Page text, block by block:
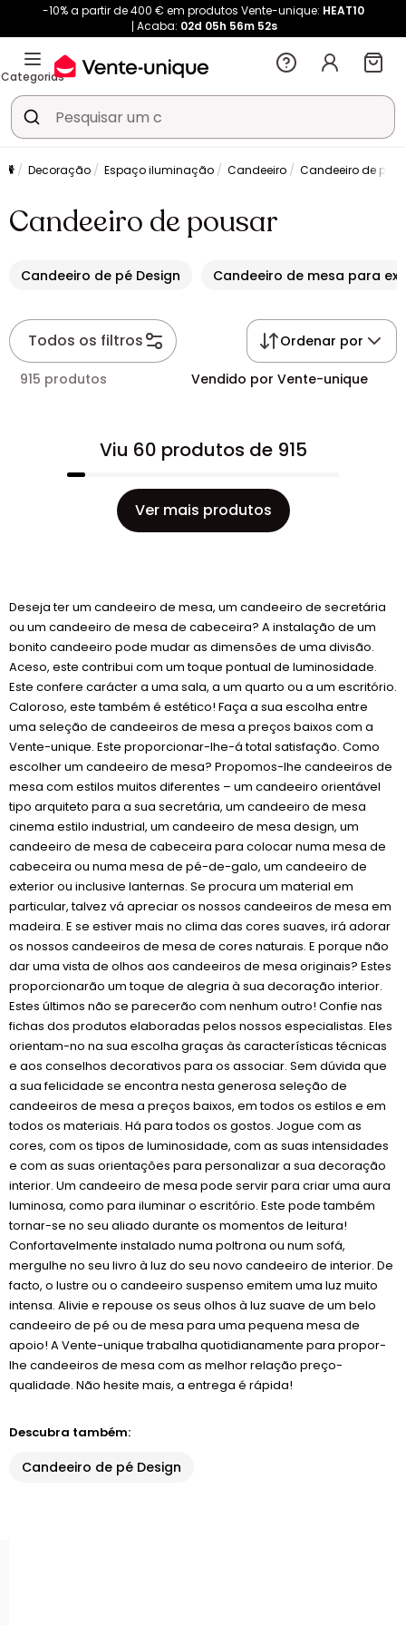
-10% a partir de 400 € em produtos Vente-unique: HEAT10
Acaba: 02d 05h 56m 51s
Categorias
Decoração Espaço iluminação Candeeiro Candeeiro de
Candeeiro de pousar
Candeeiro de pé Design Candeeiro de mesa para
Todos os filtros Ordenar por
915 produtos Vendido por Vente-unique
Viu 60 produtos de 915
Ver mais produtos
Deseja ter um candeeiro de mesa, um candeeiro de secretária
ou um candeeiro de mesa de cabeceira? A instalação de um
bonito candeeiro pode mudar as dimensões de uma divisão.
Aceso, este contribui com um toque pontual de luminosidade.
Este confere carácter a uma sala, a um quarto ou a um escritório.
Caloroso, este também é estético! Faça a sua escolha entre
uma seleção de candeeiros de mesa a preços baixos com a
Vente-unique. Este proporcionar-lhe-á total satisfação. Como
escolher um candeeiro de mesa? Propomos-lhe candeeiros de
mesa com estilos muitos diferentes – um candeeiro orientável
tipo arquiteto para a sua secretária, um candeeiro de mesa
cinema estilo industrial, um candeeiro de mesa design, um
candeeiro de mesa de cabeceira para colocar numa mesa de
cabeceira ou numa mesa de pé-de-galo, um candeeiro de
exterior ou inclusive lanternas. Se procura um material em
particular, talvez vá apreciar os nossos candeeiros de mesa em
madeira. E se estiver mais no clima das cores suaves, irá adorar
os nossos candeeiros de mesa de cores naturais. E porque não
dar uma vista de olhos aos candeeiros de mesa originais? Estes
proporcionarão um toque de alegria à sua decoração interior.
Estes últimos não se parecerão com nenhum outro! Confie nas
fichas dos produtos elaboradas pelos nossos especialistas. Eles
orientam-no na sua escolha graças às características técnicas
e aos conselhos decorativos para os associar. Sem dúvida que
a sua felicidade se encontra nesta generosa seleção de
candeeiros de mesa a preços baixos, em todos os estilos e em
todos os materiais. Há para todos os gostos. Jogue com as
cores, com os tipos de luminosidade, com as suas intensidades
e com as suas orientações para personalizar a sua decoração
interior. Um candeeiro de mesa pode servir para criar uma aura
luminosa, como para iluminar o escritório. Este pode também
tornar-se no seu aliado durante os momentos de leitura!
Confortavelmente instalado numa poltrona ou num sofá,
mergulhe no seu livro à luz do seu novo candeeiro de interior. De
facto, o lustre ou o candeeiro suspenso emitem uma luz muito
intensa. Alivie e repouse os seus olhos à luz suave de um belo
candeeiro de pé ou de mesa para uma pequena mesa de
apoio! A Vente-unique trabalha quotidianamente para propor-
lhe candeeiros de mesa com as melhor relação preço-
qualidade. Não hesite mais, a entrega é rápida!
Descubra também:
Candeeiro de pé Design